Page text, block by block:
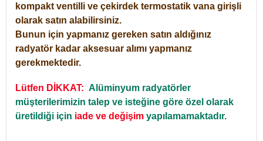
kompakt ventilli ve çekirdek termostatik vana girişli
olarak satın alabilirsiniz.
Bunun için yapmanız gereken satın aldığınız
radyatör kadar aksesuar alımı yapmanız
gerekmektedir.
Lütfen DİKKAT: Alüminyum radyatörler
müşterilerimizin talep ve isteğine göre özel olarak
üretildiği için iade ve değişim yapılamamaktadır.